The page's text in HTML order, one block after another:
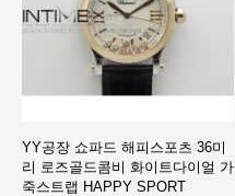
YY공장 쇼파드 해피스포츠 36미
리 로즈골드콤비 화이트다이얼 가
죽스트랩 HAPPY SPORT